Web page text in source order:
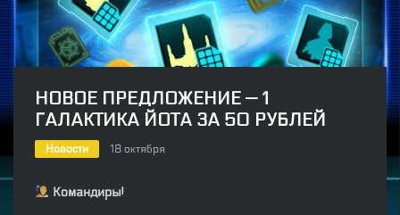
НОВОЕ ПРЕДЛОЖЕНИЕ — 1
ГАЛАКТИКА ЙОТА ЗА 50 РУБЛЕЙ
Новости 18 октября
Командиры!